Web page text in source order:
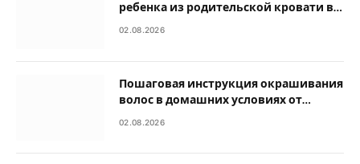
ребенка из родительской кровати в
свою собственную
02.08.2026
Пошаговая инструкция окрашивания
волос в домашних условиях от
выбора цвета до фиксации
02.08.2026